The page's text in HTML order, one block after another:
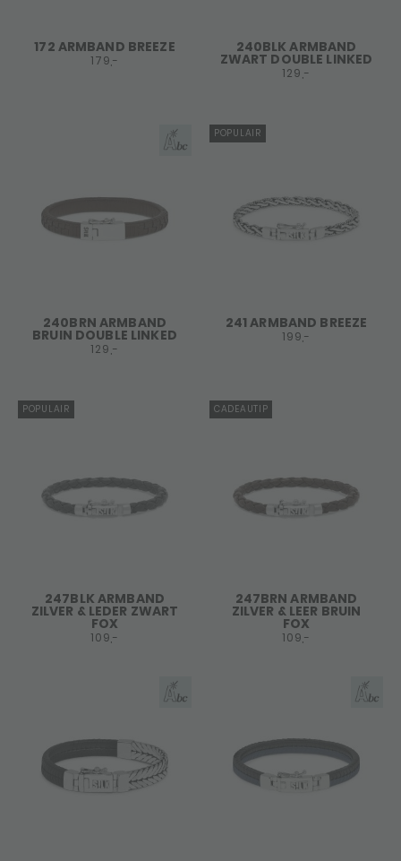
172 ARMBAND BREEZE
179,-
240BLK ARMBAND
ZWART DOUBLE LINKED
129,-
240BRN ARMBAND
BRUIN DOUBLE LINKED
129,-
POPULAIR
241 ARMBAND BREEZE
199,-
POPULAIR
247BLK ARMBAND
ZILVER & LEDER ZWART
FOX
109,-
CADEAUTIP
247BRN ARMBAND
ZILVER & LEER BRUIN
FOX
109,-